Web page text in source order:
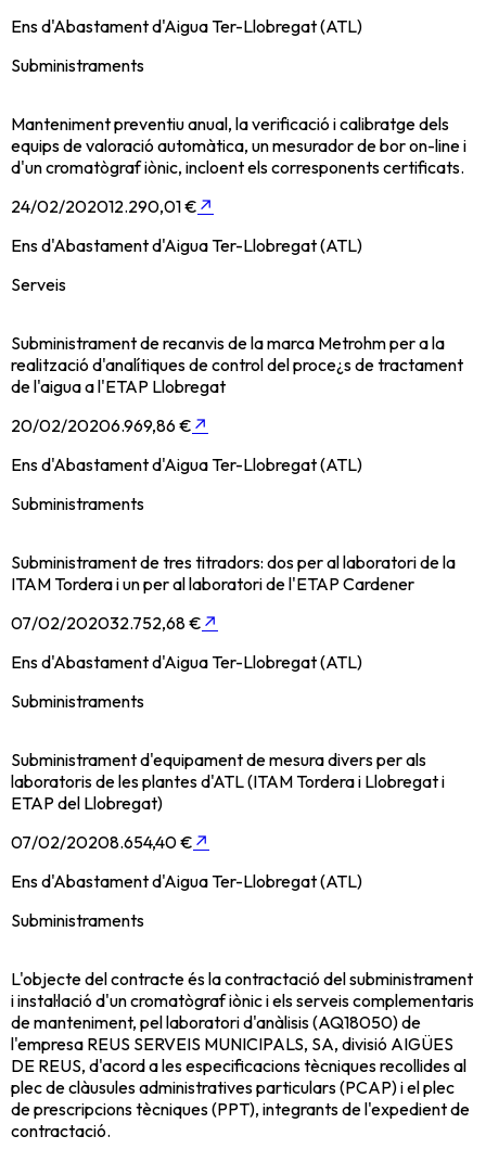
Ens d'Abastament d'Aigua Ter-Llobregat (ATL)
Subministraments
Manteniment preventiu anual, la verificació i calibratge dels
equips de valoració automàtica, un mesurador de bor on-line i
d'un cromatògraf iònic, incloent els corresponents certificats.
24/02/202012.290,01 € ↗
Ens d'Abastament d'Aigua Ter-Llobregat (ATL)
Serveis
Subministrament de recanvis de la marca Metrohm per a la
realització d'analítiques de control del proce¿s de tractament
de l'aigua a l'ETAP Llobregat
20/02/20206.969,86 € ↗
Ens d'Abastament d'Aigua Ter-Llobregat (ATL)
Subministraments
Subministrament de tres titradors: dos per al laboratori de la
ITAM Tordera i un per al laboratori de l'ETAP Cardener
07/02/202032.752,68 € ↗
Ens d'Abastament d'Aigua Ter-Llobregat (ATL)
Subministraments
Subministrament d'equipament de mesura divers per als
laboratoris de les plantes d'ATL (ITAM Tordera i Llobregat i
ETAP del Llobregat)
07/02/20208.654,40 € ↗
Ens d'Abastament d'Aigua Ter-Llobregat (ATL)
Subministraments
L'objecte del contracte és la contractació del subministrament
i instal·lació d'un cromatògraf iònic i els serveis complementaris
de manteniment, pel laboratori d'anàlisis (AQ18050) de
l'empresa REUS SERVEIS MUNICIPALS, SA, divisió AIGÜES
DE REUS, d'acord a les especificacions tècniques recollides al
plec de clàusules administratives particulars (PCAP) i el plec
de prescripcions tècniques (PPT), integrants de l'expedient de
contractació.